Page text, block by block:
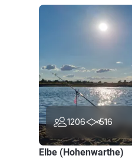
1206 516
Elbe (Hohenwarthe)